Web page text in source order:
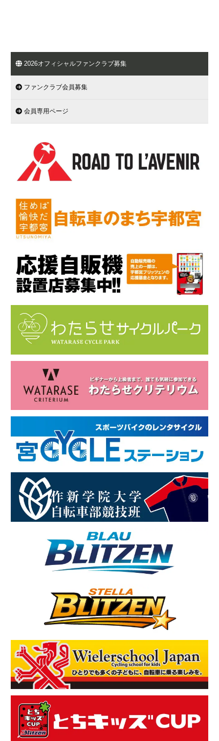
2026オフィシャルファンクラブ募集
ファンクラブ会員募集
会員専用ページ